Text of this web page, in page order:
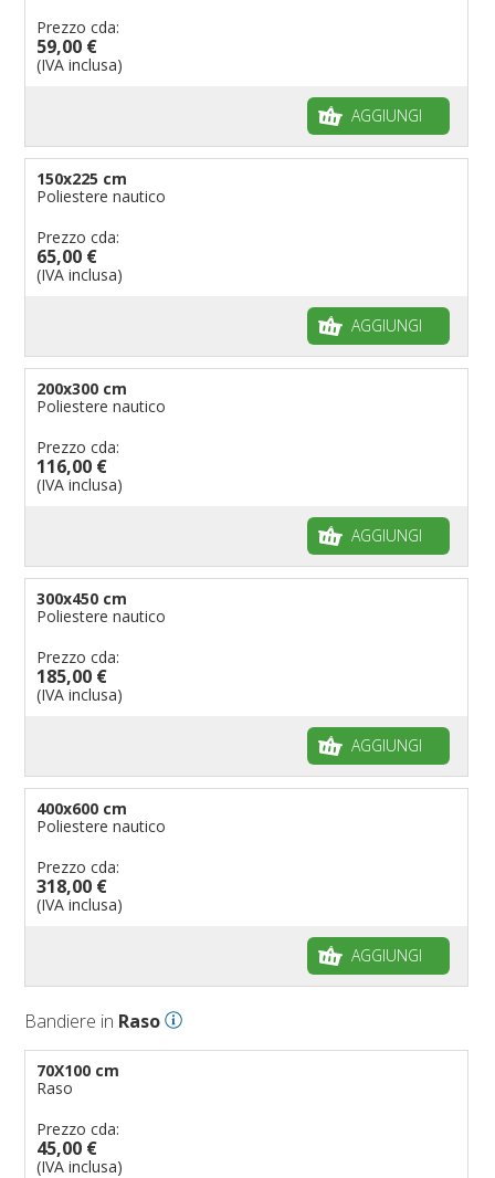
Prezzo cda:
59,00 €
(IVA inclusa)
AGGIUNGI
150x225 cm
Poliestere nautico
Prezzo cda:
65,00 €
(IVA inclusa)
AGGIUNGI
200x300 cm
Poliestere nautico
Prezzo cda:
116,00 €
(IVA inclusa)
AGGIUNGI
300x450 cm
Poliestere nautico
Prezzo cda:
185,00 €
(IVA inclusa)
AGGIUNGI
400x600 cm
Poliestere nautico
Prezzo cda:
318,00 €
(IVA inclusa)
AGGIUNGI
Bandiere in Raso
70X100 cm
Raso
Prezzo cda:
45,00 €
(IVA inclusa)